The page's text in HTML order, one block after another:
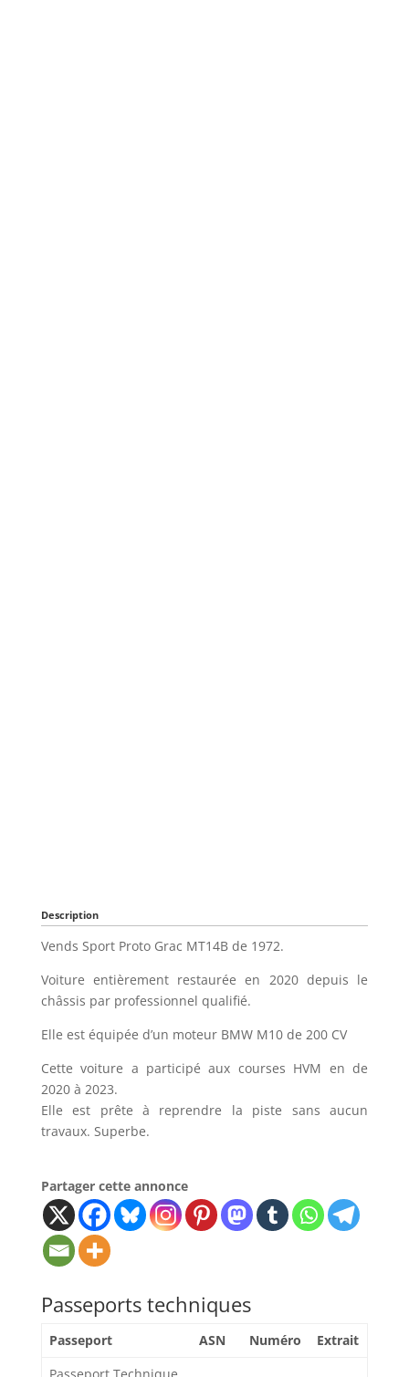
Description
Vends Sport Proto Grac MT14B de 1972.
Voiture entièrement restaurée en 2020 depuis le
châssis par professionnel qualifié.
Elle est équipée d’un moteur BMW M10 de 200 CV
Cette voiture a participé aux courses HVM en de
2020 à 2023.
Elle est prête à reprendre la piste sans aucun
travaux. Superbe.
Partager cette annonce
Passeports techniques
Passeport ASN Numéro
Extrait